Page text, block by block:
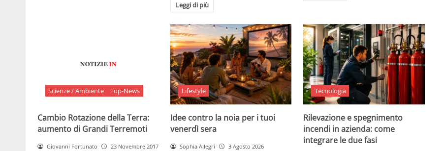
Leggi di più
Scienze / Ambiente Top-News
Cambio Rotazione della Terra:
aumento di Grandi Terremoti
Giovanni Fortunato 23 Novembre 2017
Lifestyle
Idee contro la noia per i tuoi
venerdì sera
Sophia Allegri 3 Agosto 2026
Tecnologia
Rilevazione e spegnimento
incendi in azienda: come
integrare le due fasi